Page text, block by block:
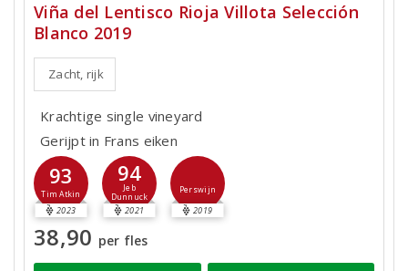
Viña del Lentisco Rioja Villota Selección
Blanco 2019
Zacht, rijk
Krachtige single vineyard
Gerijpt in Frans eiken
93
Tim Atkin
2023
94
Jeb
Dunnuck
2021
Perswijn
2019
38,90 per fles